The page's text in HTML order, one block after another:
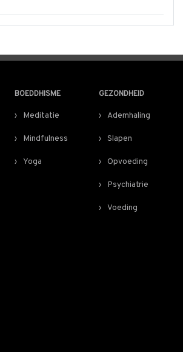
BOEDDHISME
Meditatie
Mindfulness
Yoga
GEZONDHEID
Ademhaling
Slapen
Opvoeding
Psychiatrie
Voeding